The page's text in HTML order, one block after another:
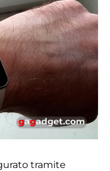
tramite